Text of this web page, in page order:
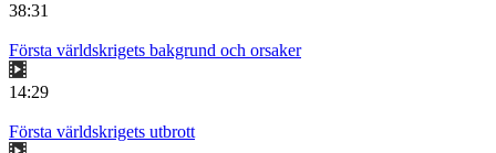
38:31
Första världskrigets bakgrund och orsaker
14:29
Första världskrigets utbrott